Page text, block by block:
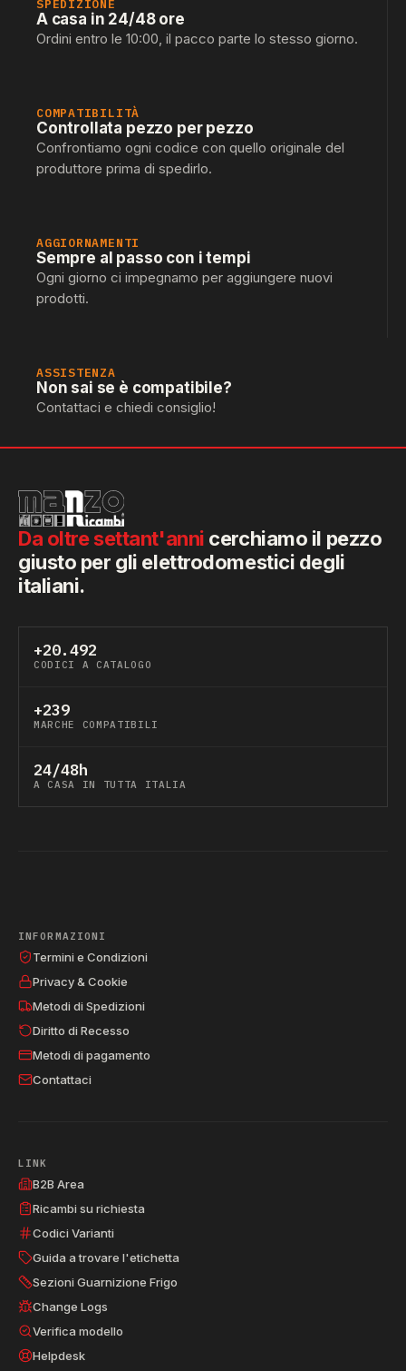
SPEDIZIONE
A casa in 24/48 ore
Ordini entro le 10:00, il pacco parte lo stesso giorno.
COMPATIBILITÀ
Controllata pezzo per pezzo
Confrontiamo ogni codice con quello originale del
produttore prima di spedirlo.
AGGIORNAMENTI
Sempre al passo con i tempi
Ogni giorno ci impegnamo per aggiungere nuovi
prodotti.
ASSISTENZA
Non sai se è compatibile?
Contattaci e chiedi consiglio!
Da oltre settant'anni cerchiamo il pezzo
giusto per gli elettrodomestici degli
italiani.
+20.492
CODICI A CATALOGO
+239
MARCHE COMPATIBILI
24/48h
A CASA IN TUTTA ITALIA
INFORMAZIONI
Termini e Condizioni
Privacy & Cookie
Metodi di Spedizioni
Diritto di Recesso
Metodi di pagamento
Contattaci
LINK
B2B Area
Ricambi su richiesta
Codici Varianti
Guida a trovare l'etichetta
Sezioni Guarnizione Frigo
Change Logs
Verifica modello
Helpdesk